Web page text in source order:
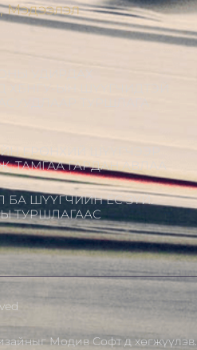
Мэдээлэл
УДИРДАХ
ЕРӨНХИЙ ШҮҮГЧЭЭР
ТАМГАА ГАРДАН АВЛАА
ШҮҮГЧИЙН ЁС ЗҮЙ:
ТУРШЛАГААС
ыгМодив Софт д хөгжүүлэв.